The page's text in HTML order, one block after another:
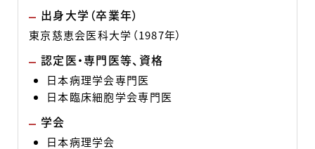
出身大学（卒業年）
東京慈恵会医科大学（1987年）
認定医・専門医等、資格
日本病理学会専門医
日本臨床細胞学会専門医
学会
日本病理学会